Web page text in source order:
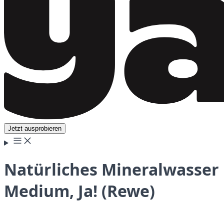
Jetzt ausprobieren
Natürliches Mineralwasser
Medium, Ja! (Rewe)